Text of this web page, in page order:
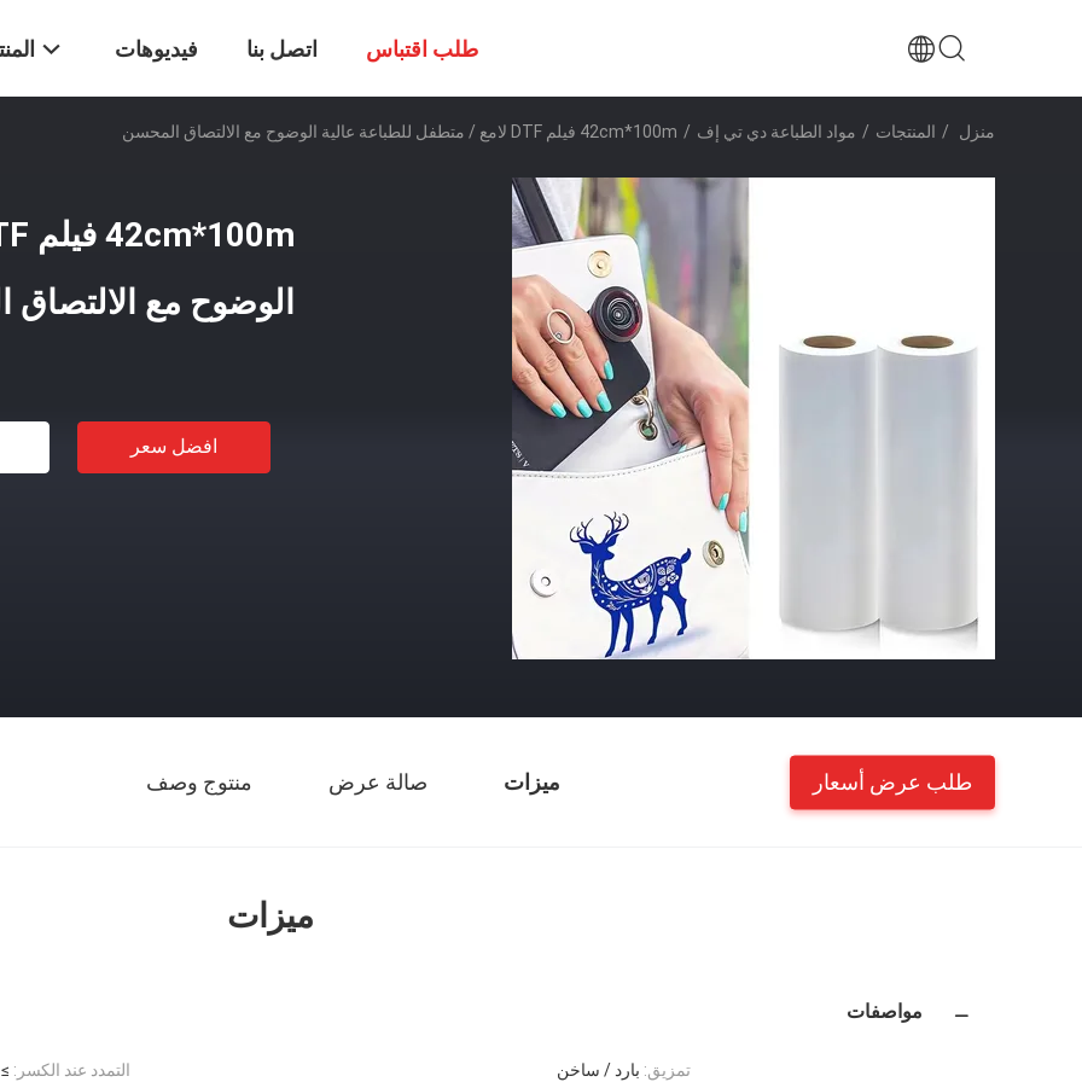
فيديوهات اتصل بنا طلب اقتباس
منزل / المنتجات / مواد الطباعة دي تي إف / 42cm*100m فيلم DTF لامع / متطفل للطباعة عالية الوضوح مع الالتصاق المحسن
الوضوح مع
افضل سعر
ميزات صالة عرض منتوج وصف طلب عرض أسعار
ميزات
مواصفات
التمدد عند الكسر: ≥ 100٪ تمزيق: بارد / ساخن